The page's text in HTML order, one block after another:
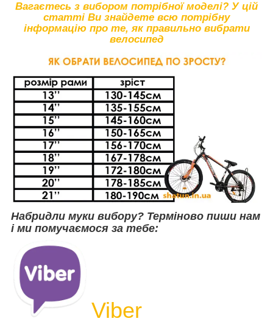
Вагаєтесь з вибором потрібної моделі? У цій
статті Ви знайдете всю потрібну
інформацію про те, як правильно вибрати
велосипед
Набридли муки вибору? Терміново пиши нам
і ми помучаємося за тебе:
Viber